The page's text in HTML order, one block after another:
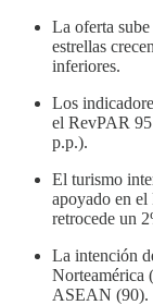
La oferta
estrellas
inferiores.
Los
el RevPAR
p.p.).
El turismo
apoyado en
retrocede un
La intención
Norteamérica
ASEAN (90).